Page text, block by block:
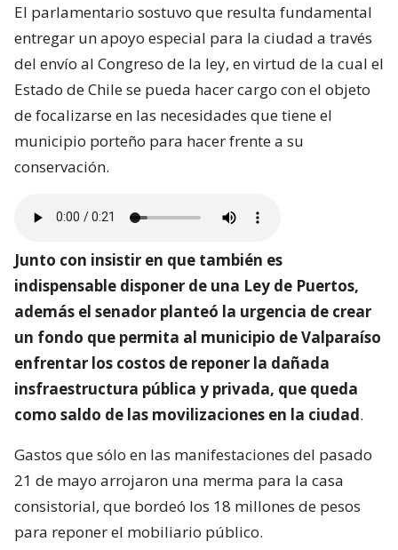
El parlamentario sostuvo que resulta fundamental
entregar un apoyo especial para la ciudad a través
del envío al Congreso de la ley, en virtud de la cual el
Estado de Chile se pueda hacer cargo con el objeto
de focalizarse en las necesidades que tiene el
municipio porteño para hacer frente a su
conservación.
Junto con insistir en que también es
indispensable disponer de una Ley de Puertos,
además el senador planteó la urgencia de crear
un fondo que permita al municipio de Valparaíso
enfrentar los costos de reponer la dañada
insfraestructura pública y privada, que queda
como saldo de las movilizaciones en la ciudad.
Gastos que sólo en las manifestaciones del pasado
21 de mayo arrojaron una merma para la casa
consistorial, que bordeó los 18 millones de pesos
para reponer el mobiliario público.